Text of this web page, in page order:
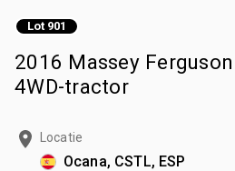
Lot 901
2016 Massey
4WD-tractor
Locatie
Ocana, CSTL, ESP